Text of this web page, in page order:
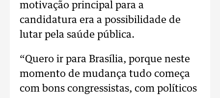
motivação principal para a
candidatura era a possibilidade de
lutar pela saúde pública.
“Quero ir para Brasília, porque neste
momento de mudança tudo começa
com bons congressistas, com políticos